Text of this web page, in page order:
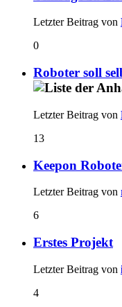
Letzter Beitrag von
0
Roboter soll
Letzter Beitrag von
13
Keepon
Letzter Beitrag von
6
Erstes Projekt
Letzter Beitrag von
4